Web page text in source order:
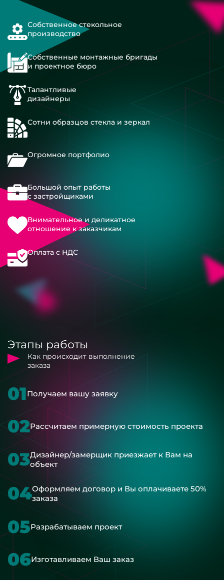
Собственное стекольное
производство
Собственные монтажные бригады
и проектное бюро
Талантливые
дизайнеры
Сотни образцов стекла и зеркал
Огромное портфолио
Большой опыт работы
с застройщиками
Внимательное и деликатное
отношение к заказчикам
Оплата с НДС
Этапы работы
Как происходит выполнение
заказа
01Получаем вашу заявку
02Рассчитаем примерную стоимость проекта
03Дизайнер/замерщик приезжает к Вам на
объект
04Оформляем договор и Вы оплачиваете 50%
заказа
05Разрабатываем проект
06Изготавливаем Ваш заказ